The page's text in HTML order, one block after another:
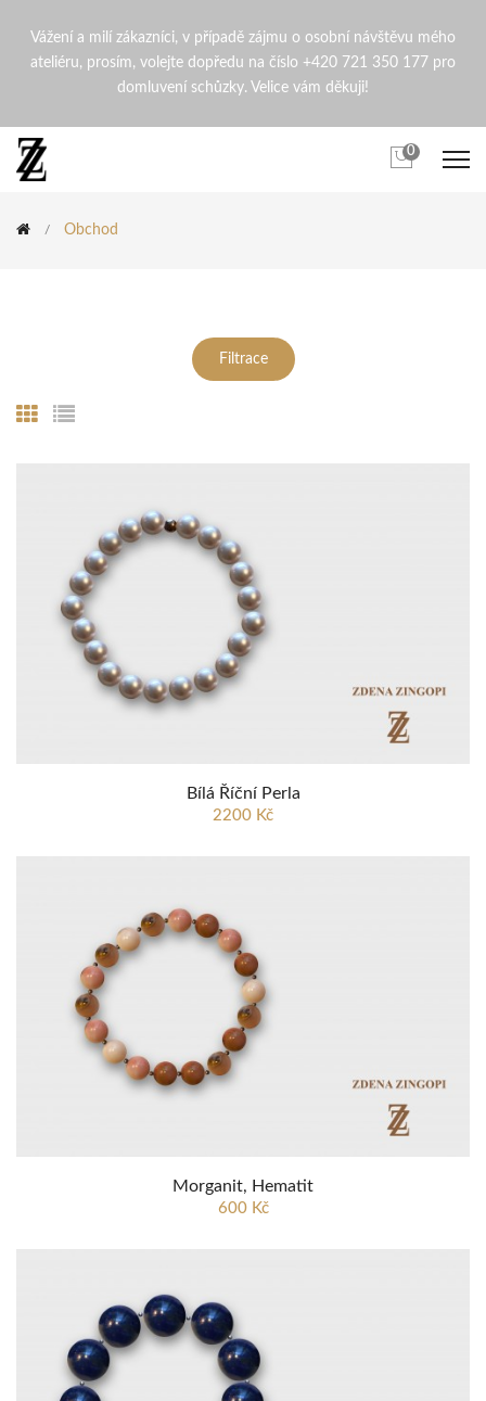
Internetový obchod
Vážení a milí zákazníci, v případě zájmu o osobní návštěvu mého
ateliéru, prosím, volejte dopředu na číslo +420 721 350 177 pro
domluvení schůzky. Velice vám děkuji!
0
Obchod
Filtrace
Bílá Říční Perla
2200 Kč
Morganit, Hematit
600 Kč